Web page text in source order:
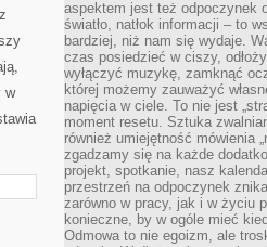
w
aspektem jest też odpoczynek
światło, natłok informacji – to
bardziej, niż nam się wydaje.
czas posiedzieć w ciszy,
wyłączyć muzykę, zamknąć
której możemy zauważyć
napięcia w ciele. To nie jest
moment resetu. Sztuka
również umiejętność mówienia
zgadzamy się na każde
projekt, spotkanie, nasz
przestrzeń na odpoczynek
zarówno w pracy, jak i w życiu
konieczne, by w ogóle mieć
Odmowa to nie egoizm, ale